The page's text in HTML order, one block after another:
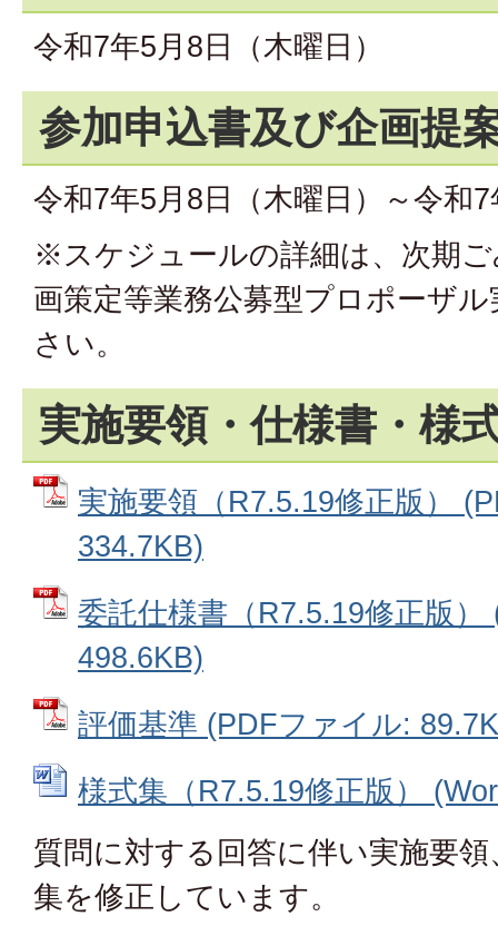
令和7年5月8日（木曜日）
参加申込書及び企画提
令和7年5月8日（木曜日）～令和
※スケジュールの詳細は、次期
画策定等業務公募型プロポーザ
さい。
実施要領・仕様書・様
実施要領（R7.5.19修正版）
334.7KB)
委託仕様書（R7.5.19修正版
498.6KB)
評価基準 (PDFファイル:
様式集（R7.5.19修正版）
質問に対する回答に伴い実施要
集を修正しています。